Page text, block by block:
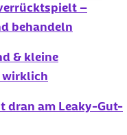
–
behandeln
& kleine
wirklich
dran am Leaky-Gut-